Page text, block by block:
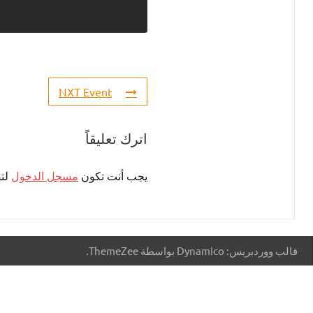
NXT Event
اترك تعليقاً
يجب أنت تكون مسجل الدخول
قالب ووردبريس: Dynamico بواسطة ThemeZee.